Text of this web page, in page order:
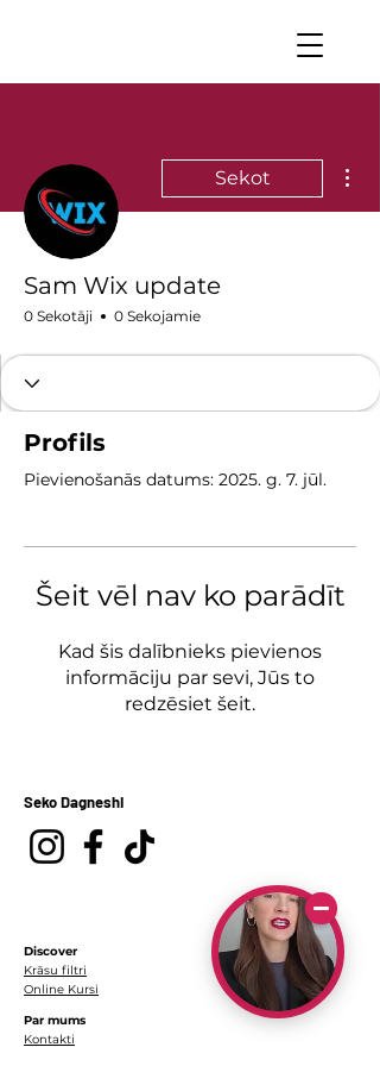
Sekot
Sam Wix update
0 Sekotāji 0 Sekojamie
Profils
Pievienošanās datums: 2025. g. 7. jūl.
Šeit vēl nav ko parādīt
Kad šis dalībnieks pievienos
informāciju par sevi, Jūs to
redzēsiet šeit.
Seko Dagneshi
Discover
Krāsu filtri
Online Kursi
Par mums
Kontakti